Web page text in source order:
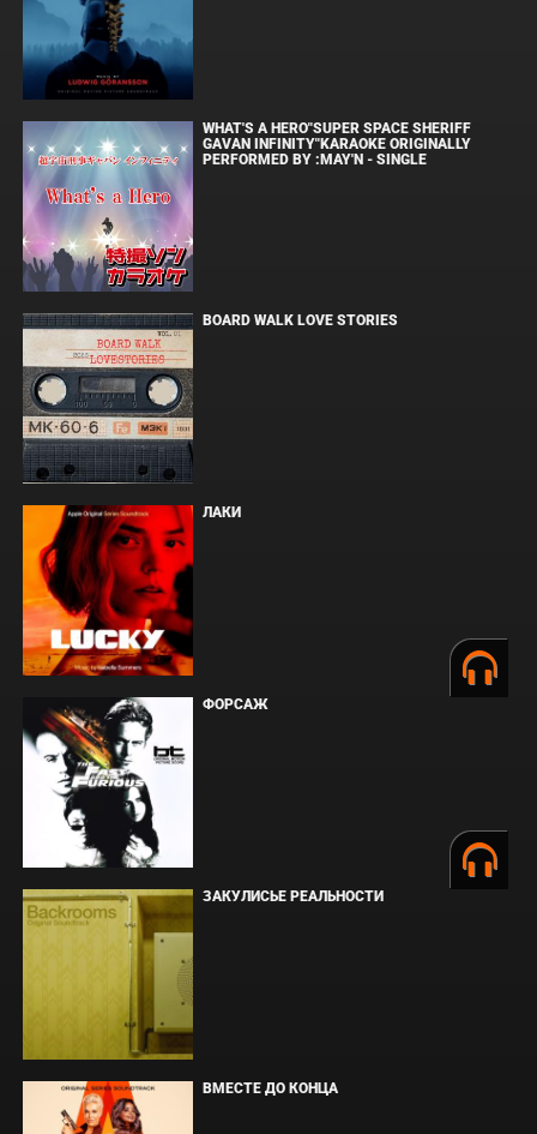
WHAT'S A HERO"SUPER SPACE SHERIFF
GAVAN INFINITY"KARAOKE ORIGINALLY
PERFORMED BY :MAY'N - SINGLE
BOARD WALK LOVE STORIES
ЛАКИ
ФОРСАЖ
ЗАКУЛИСЬЕ РЕАЛЬНОСТИ
ВМЕСТЕ ДО КОНЦА